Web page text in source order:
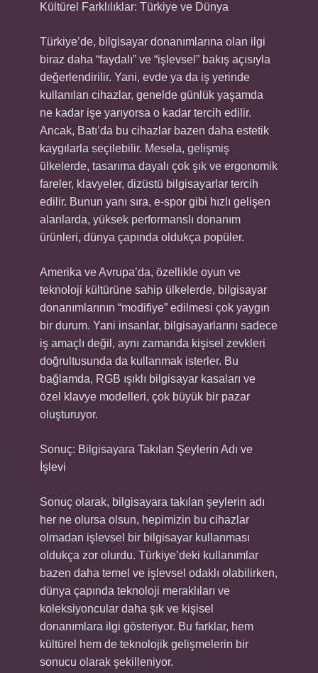
Kültürel Farklılıklar: Türkiye ve Dünya
Türkiye’de, bilgisayar donanımlarına olan ilgi
biraz daha “faydalı” ve “işlevsel” bakış açısıyla
değerlendirilir. Yani, evde ya da iş yerinde
kullanılan cihazlar, genelde günlük yaşamda
ne kadar işe yarıyorsa o kadar tercih edilir.
Ancak, Batı’da bu cihazlar bazen daha estetik
kaygılarla seçilebilir. Mesela, gelişmiş
ülkelerde, tasarıma dayalı çok şık ve ergonomik
fareler, klavyeler, dizüstü bilgisayarlar tercih
edilir. Bunun yanı sıra, e-spor gibi hızlı gelişen
alanlarda, yüksek performanslı donanım
ürünleri, dünya çapında oldukça popüler.
Amerika ve Avrupa’da, özellikle oyun ve
teknoloji kültürüne sahip ülkelerde, bilgisayar
donanımlarının “modifiye” edilmesi çok yaygın
bir durum. Yani insanlar, bilgisayarlarını sadece
iş amaçlı değil, aynı zamanda kişisel zevkleri
doğrultusunda da kullanmak isterler. Bu
bağlamda, RGB ışıklı bilgisayar kasaları ve
özel klavye modelleri, çok büyük bir pazar
oluşturuyor.
Sonuç: Bilgisayara Takılan Şeylerin Adı ve
İşlevi
Sonuç olarak, bilgisayara takılan şeylerin adı
her ne olursa olsun, hepimizin bu cihazlar
olmadan işlevsel bir bilgisayar kullanması
oldukça zor olurdu. Türkiye’deki kullanımlar
bazen daha temel ve işlevsel odaklı olabilirken,
dünya çapında teknoloji meraklıları ve
koleksiyoncular daha şık ve kişisel
donanımlara ilgi gösteriyor. Bu farklar, hem
kültürel hem de teknolojik gelişmelerin bir
sonucu olarak şekilleniyor.